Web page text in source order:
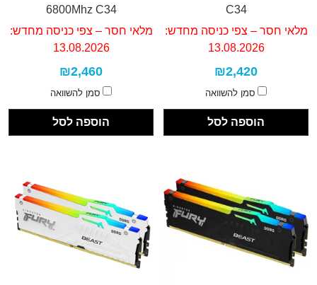
C34
מלאי חסר – צפי כניסה מחדש:
13.08.2026
₪2,420
סמן להשוואה
הוספה לסל
6800Mhz C34
מלאי חסר – צפי כניסה מחדש:
13.08.2026
₪2,460
סמן להשוואה
הוספה לסל